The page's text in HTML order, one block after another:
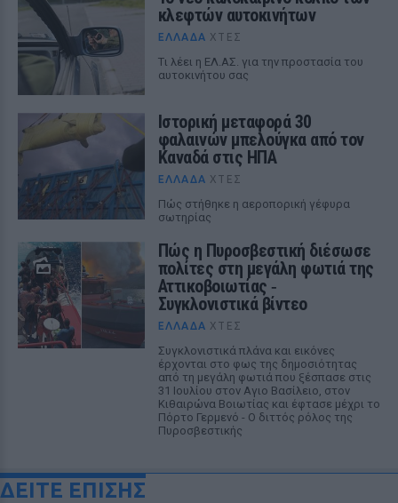
κλεφτών αυτοκινήτων
ΕΛΛΆΔΑ ΧΤΕΣ
Tι λέει η ΕΛ.ΑΣ. για την προστασία του
αυτοκινήτου σας
Ιστορική μεταφορά 30
φαλαινών μπελούγκα από τον
Καναδά στις ΗΠΑ
ΕΛΛΆΔΑ ΧΤΕΣ
Πώς στήθηκε η αεροπορική γέφυρα
σωτηρίας
Πώς η Πυροσβεστική διέσωσε
πολίτες στη μεγάλη φωτιά της
Αττικοβοιωτίας ‑
Συγκλονιστικά βίντεο
ΕΛΛΆΔΑ ΧΤΕΣ
Συγκλονιστικά πλάνα και εικόνες
έρχονται στο φως της δημοσιότητας
από τη μεγάλη φωτιά που ξέσπασε στις
31 Ιουλίου στον Αγιο Βασίλειο, στον
Κιθαιρώνα Βοιωτίας και έφτασε μέχρι το
Πόρτο Γερμενό - Ο διττός ρόλος της
Πυροσβεστικής
ΔΕΙΤΕ ΕΠΙΣΗΣ